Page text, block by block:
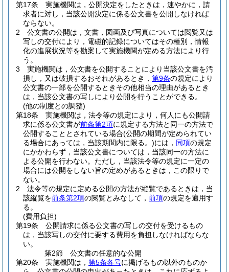
第17条
実施機関は，公開決定をしたときは，速やかに，請
求者に対し，当該公開決定に係る公文書を公開しなければ
ならない。
2
公文書の公開は，文書，図画及び写真については閲覧又は
写しの交付により，電磁的記録についてはその種別，情報
化の進展状況等を勘案して実施機関が定める方法により行
う。
3
実施機関は，公文書を公開することにより当該公文書を汚
損し，又は破損するおそれがあるとき， 第9条の規定により
公文書の一部を公開するときその他相当の理由があるとき
は，当該公文書の写しにより公開を行うことができる。
(他の制度との調整)
第18条
実施機関は，法令等の規定により，何人にも公開請
求に係る公文書が前条第2項に規定する方法と同一の方法で
公開することとされている場合(公開の期間が定められてい
る場合にあっては，当該期間内に限る。)には， 同項の規定
にかかわらず，当該公文書については，当該同一の方法に
よる公開を行わない。 ただし，当該法令等の規定に一定の
場合には公開をしない旨の定めがあるときは，この限りで
ない。
2
法令等の規定に定める公開の方法が縦覧であるときは，当
該縦覧を前条第2項の閲覧とみなして， 前項の規定を適用す
る。
(費用負担)
第19条
公開請求に係る公文書の写しの交付を受けるもの
は，当該写しの交付に要する費用を負担しなければならな
い。
第2節
公文書の任意的な公開
第20条
実施機関は， 第5条各号に掲げるもの以外のものか